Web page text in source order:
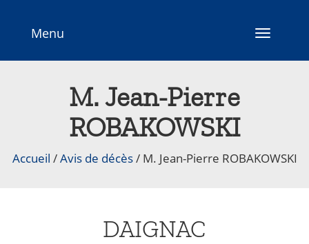
Toggle
Menu
M. Jean-Pierre
ROBAKOWSKI
Accueil /Avis de décès/ M. Jean-Pierre ROBAKOWSKI
DAIGNAC